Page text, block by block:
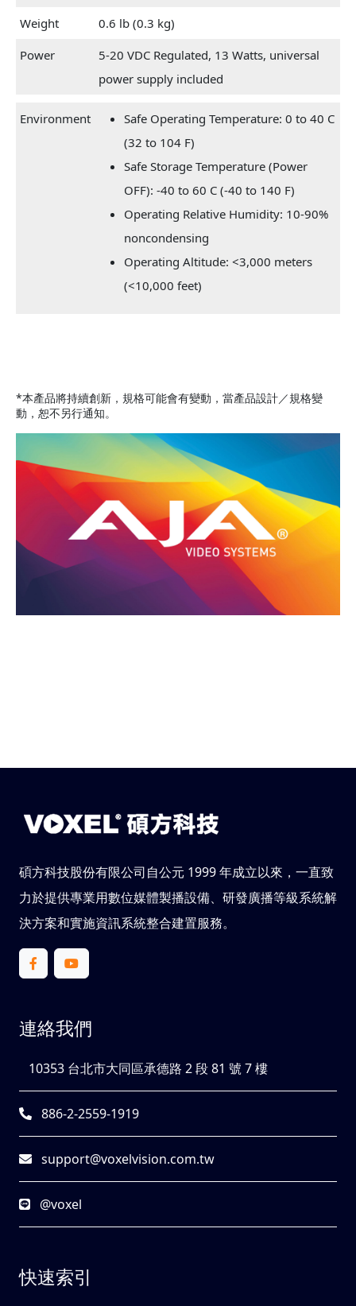
Weight
0.6 lb (0.3 kg)
Power
5-20 VDC Regulated, 13 Watts, universal
power supply included
Environment
Safe Operating Temperature: 0 to 40 C
(32 to 104 F)
Safe Storage Temperature (Power
OFF): -40 to 60 C (-40 to 140 F)
Operating Relative Humidity: 10-90%
noncondensing
Operating Altitude: <3,000 meters
(<10,000 feet)
*本產品將持續創新，規格可能會有變動，當產品設計／規格變
動，恕不另行通知。
碩方科技股份有限公司自公元 1999 年成立以來，一直致
力於提供專業用數位媒體製播設備、研發廣播等級系統解
決方案和實施資訊系統整合建置服務。
連絡我們
10353 台北市大同區承德路 2 段 81 號 7 樓
886-2-2559-1919
support@voxelvision.com.tw
@voxel
快速索引